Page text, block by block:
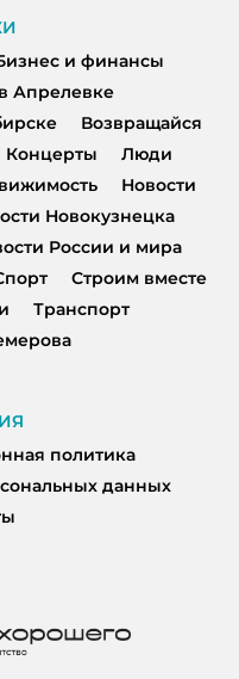
и финансы
Апрелевке
Возвращайся
Концерты
Люди
Новости
Новокузнецка
России и мира
Строим вместе
Транспорт
политика
данных